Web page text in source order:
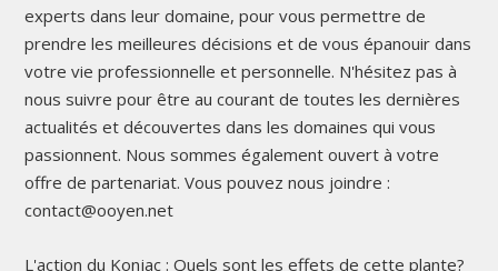
experts dans leur domaine, pour vous permettre de
prendre les meilleures décisions et de vous épanouir dans
votre vie professionnelle et personnelle. N'hésitez pas à
nous suivre pour être au courant de toutes les dernières
actualités et découvertes dans les domaines qui vous
passionnent. Nous sommes également ouvert à votre
offre de partenariat. Vous pouvez nous joindre :
contact@ooyen.net
L'action du Konjac : Quels sont les effets de cette plante?